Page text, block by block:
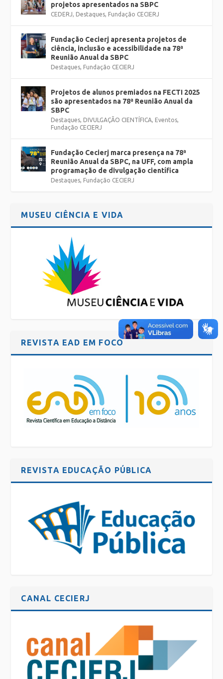
projetos apresentados na SBPC
CEDERJ, Destaques, Fundação CECIERJ
Fundação Cecierj apresenta projetos de
ciência, inclusão e acessibilidade na 78ª
Reunião Anual da SBPC
Destaques, Fundação CECIERJ
Projetos de alunos premiados na FECTI 2025
são apresentados na 78ª Reunião Anual da
SBPC
Destaques, DIVULGAÇÃO CIENTÍFICA, Eventos,
Fundação CECIERJ
Fundação Cecierj marca presença na 78ª
Reunião Anual da SBPC, na UFF, com ampla
programação de divulgação científica
Destaques, Fundação CECIERJ
MUSEU CIÊNCIA E VIDA
REVISTA EAD EM FOCO
REVISTA EDUCAÇÃO PÚBLICA
CANAL CECIERJ